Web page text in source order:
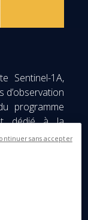
Sentinel-1A,
d’observation
programme
dédié à la
où nous
été
européen,
Vega-C.
sans accepter